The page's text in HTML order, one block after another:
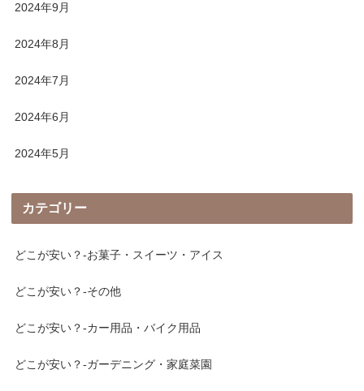
2024年9月
2024年8月
2024年7月
2024年6月
2024年5月
カテゴリー
どこが安い？-お菓子・スイーツ・アイス
どこが安い？-その他
どこが安い？-カー用品・バイク用品
どこが安い？-ガーデニング・家庭菜園